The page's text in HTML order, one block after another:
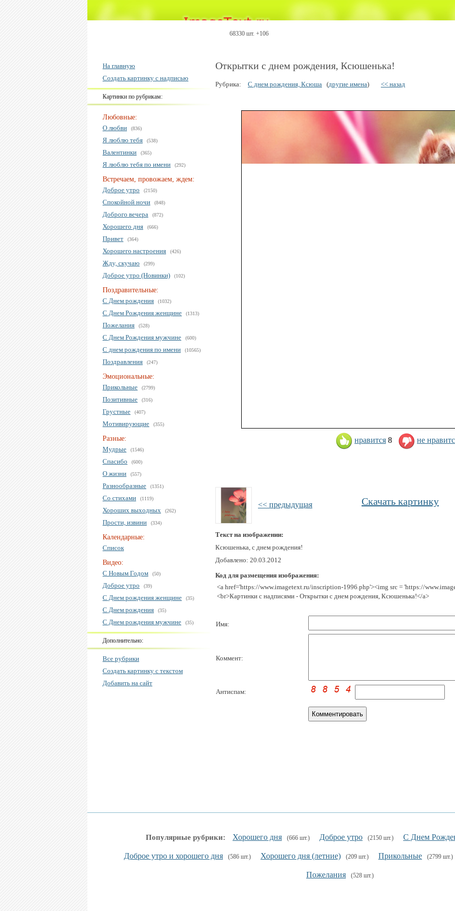
68330 шт. +106
На главную
Создать картинку с надписью
Картинки по рубрикам:
Любовные:
О любви
(836)
Я люблю тебя (538)
Валентинки (365)
Я люблю тебя по имени (292)
Встречаем, провожаем, ждем:
Доброе утро
(2150)
Спокойной ночи (848)
Доброго вечера (872)
Хорошего дня (666)
Привет (364)
Хорошего настроения (426)
Жду, скучаю (299)
Доброе утро (Новинки) (102)
Поздравительные:
С Днем рождения
(1032)
С Днем Рождения женщине (1313)
Пожелания (528)
С Днем Рождения мужчине (600)
С днем рождения по имени (10565)
Поздравления (247)
Эмоциональные:
Прикольные
(2799)
Позитивные (316)
Грустные (407)
Мотивирующие (355)
Разные:
Мудрые
(1546)
Спасибо (600)
О жизни (557)
Разнообразные (1351)
Со стихами (1119)
Хороших выходных (262)
Прости, извини (334)
Календарные:
Список
Видео:
С Новым Годом
(50)
Доброе утро (39)
С Днем рождения женщине (35)
С Днем рождения (35)
С Днем рождения мужчине (35)
Дополнительно:
Все рубрики
Создать картинку с текстом
Добавить на сайт
Открытки с днем рождения, Ксюшенька!
Рубрика: С днем рождения, Ксюша (другие имена) << назад
нравится 8 не
<< предыдущая Скачать картинку
Текст на изображении:
Ксюшенька, c днем рождения!
Добавлено: 20.03.2012
Код для размещения изображения:
<a href='https://www.imagetext.ru/inscription-1996.php'><img src = 'https://
<br>Картинки с надписями - Открытки с днем рождения, Ксюшенька!</a>
Имя:
Коммент:
Антиспам:
Популярные рубрики: Хорошего дня (666 шт.) Доброе утро (2150 шт.) С Днем
Доброе утро и хорошего дня (586 шт.) Хорошего дня (летние) (209 шт.) Прикольные (2799 шт.)
Пожелания (528 шт.)